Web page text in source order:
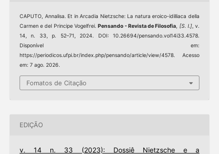
CAPUTO, Annalisa. Et in Arcadia Nietzsche: La natura eroico-idilliaca della
Carmen e del Principe Vogelfrei.Pensando - Revista de Filosofia, [S. l.], v.
14, n. 33, p. 52–71, 2024. DOI: 10.26694/pensando.vol14i33.4578.
Disponível em:
https://periodicos.ufpi.br/index.php/pensando/article/view/4578. Acesso
em: 7 ago. 2026.
Fomatos de Citação
EDIÇÃO
v. 14 n. 33 (2023): Dossiê Nietzsche e a